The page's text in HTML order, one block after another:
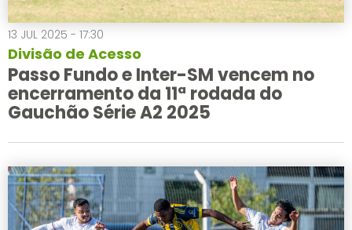
13 JUL 2025 - 17:30
Divisão de Acesso
Passo Fundo e Inter-SM vencem no
encerramento da 11ª rodada do
Gauchão Série A2 2025